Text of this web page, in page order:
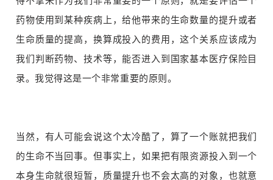
药物使用到某种疾病上，给他带来的生命数量的提升或者
生命质量的提高，换算成投入的费用，这个关系应该成为
我们判断药物、技术等，能否进入到国家基本医疗保险目
录。我觉得这是一个非常重要的原则。
当然，有人可能会说这个太冷酷了，算了一个账就把我们
的生命不当回事。但事实上，如果把有限资源投入到一个
本身生命就很短暂，质量提升也不会太高的对象，也就意